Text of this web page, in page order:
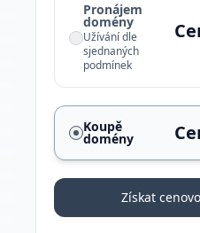
Pronájem
domény
Užívání dle
sjednaných
podmínek
Koupě
domény
Získat